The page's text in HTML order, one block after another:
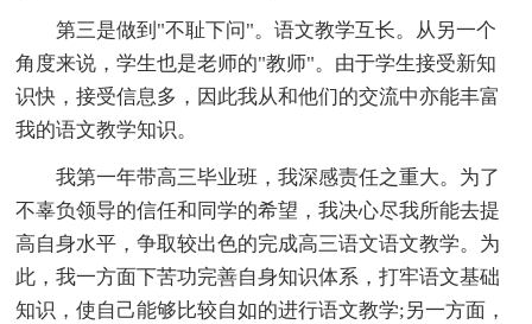
第三是做到"不耻下问"。语文教学互长。从另一个
角度来说，学生也是老师的"教师"。由于学生接受新知
识快，接受信息多，因此我从和他们的交流中亦能丰富
我的语文教学知识。
我第一年带高三毕业班，我深感责任之重大。为了
不辜负领导的信任和同学的希望，我决心尽我所能去提
高自身水平，争取较出色的完成高三语文语文教学。为
此，我一方面下苦功完善自身知识体系，打牢语文基础
知识，使自己能够比较自如的进行语文教学;另一方面，